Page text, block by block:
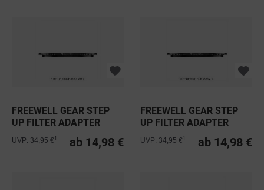
FREEWELL GEAR STEP
UP FILTER ADAPTER
RING 62MM
ab 14,98 €
UVP: 34,95 €
FREEWELL GEAR STEP
UP FILTER ADAPTER
RING 58MM
ab 14,98 €
UVP: 34,95 €